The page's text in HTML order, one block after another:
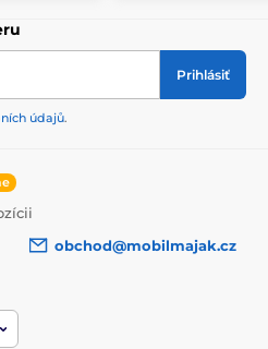
Prihlásiť
údajů.
obchod@mobilmajak.cz